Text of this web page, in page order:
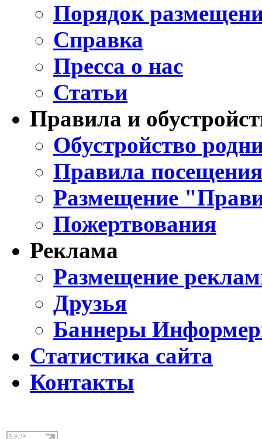
Порядок
Справка
Пресса о нас
Статьи
Правила и
Обустройство
Правила
Размещение
Пожертвования
Реклама
Размещение
Друзья
Баннеры
Статистика сайта
Контакты